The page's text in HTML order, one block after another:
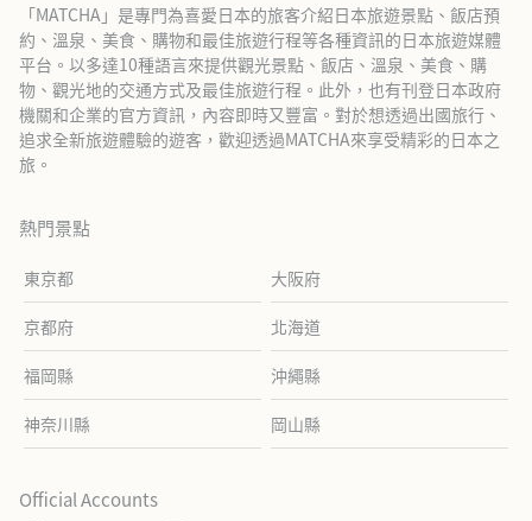
「MATCHA」是專門為喜愛日本的旅客介紹日本旅遊景點、飯店預
約、溫泉、美食、購物和最佳旅遊行程等各種資訊的日本旅遊媒體
平台。以多達10種語言來提供觀光景點、飯店、溫泉、美食、購
物、觀光地的交通方式及最佳旅遊行程。此外，也有刊登日本政府
機關和企業的官方資訊，內容即時又豐富。對於想透過出國旅行、
追求全新旅遊體驗的遊客，歡迎透過MATCHA來享受精彩的日本之
旅。
熱門景點
東京都 大阪府
京都府 北海道
福岡縣 沖繩縣
神奈川縣 岡山縣
Official Accounts